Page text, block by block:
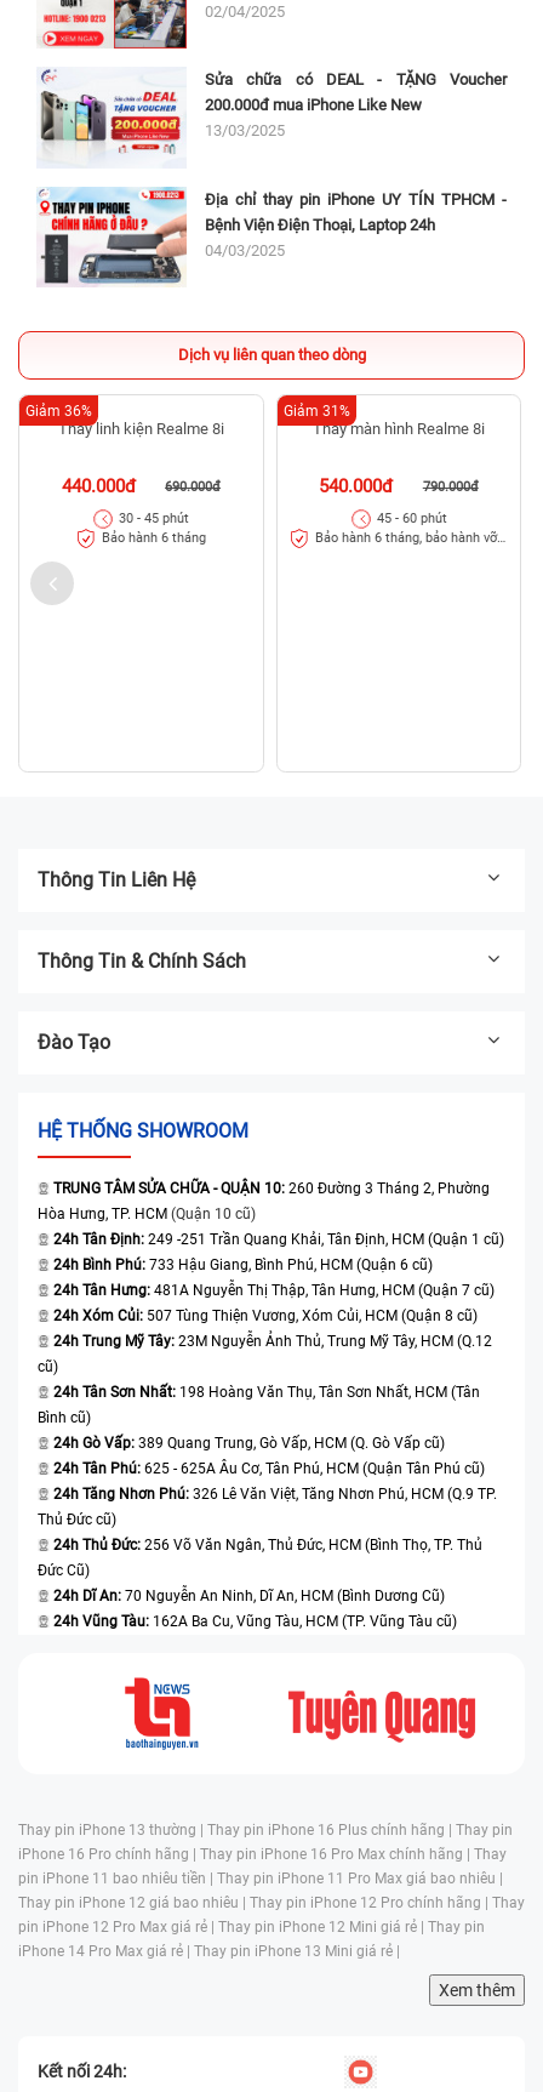
02/04/2025
Sửa chữa có DEAL - TẶNG Voucher
200.000đ mua iPhone Like New
13/03/2025
Địa chỉ thay pin iPhone UY TÍN TPHCM -
Bệnh Viện Điện Thoại, Laptop 24h
04/03/2025
Dịch vụ liên quan theo dòng
Thay linh kiện Realme 8i
440.000đ 690.000đ
Giảm 36%
30 - 45 phút
Bảo hành 6 tháng
Thay màn hình Realme 8i
540.000đ 790.000đ
Giảm 31%
45 - 60 phút
Bảo hành 6 tháng, bảo hành vỡ
Thông Tin Liên Hệ
Thông Tin & Chính Sách
Đào Tạo
HỆ THỐNG SHOWROOM
TRUNG TÂM SỬA CHỮA - QUẬN 10: 260 Đường 3 Tháng 2, Phường
Hòa Hưng, TP. HCM (Quận 10 cũ)
24h Tân Định: 249 -251 Trần Quang Khải, Tân Định, HCM (Quận 1 cũ)
24h Bình Phú: 733 Hậu Giang, Bình Phú, HCM (Quận 6 cũ)
24h Tân Hưng: 481A Nguyễn Thị Thập, Tân Hưng, HCM (Quận 7 cũ)
24h Xóm Củi: 507 Tùng Thiện Vương, Xóm Củi, HCM (Quận 8 cũ)
24h Trung Mỹ Tây: 23M Nguyễn Ảnh Thủ, Trung Mỹ Tây, HCM (Q.12
cũ)
24h Tân Sơn Nhất: 198 Hoàng Văn Thụ, Tân Sơn Nhất, HCM (Tân
Bình cũ)
24h Gò Vấp: 389 Quang Trung, Gò Vấp, HCM (Q. Gò Vấp cũ)
24h Tân Phú: 625 - 625A Âu Cơ, Tân Phú, HCM (Quận Tân Phú cũ)
24h Tăng Nhơn Phú: 326 Lê Văn Việt, Tăng Nhơn Phú, HCM (Q.9 TP.
Thủ Đức cũ)
24h Thủ Đức: 256 Võ Văn Ngân, Thủ Đức, HCM (Bình Thọ, TP. Thủ
Đức Cũ)
24h Dĩ An: 70 Nguyễn An Ninh, Dĩ An, HCM (Bình Dương Cũ)
24h Vũng Tàu: 162A Ba Cu, Vũng Tàu, HCM (TP. Vũng Tàu cũ)
Thay pin iPhone 13 thường | Thay pin iPhone 16 Plus chính hãng | Thay pin
iPhone 16 Pro chính hãng | Thay pin iPhone 16 Pro Max chính hãng | Thay
pin iPhone 11 bao nhiêu tiền | Thay pin iPhone 11 Pro Max giá bao nhiêu |
Thay pin iPhone 12 giá bao nhiêu | Thay pin iPhone 12 Pro chính hãng | Thay
pin iPhone 12 Pro Max giá rẻ | Thay pin iPhone 12 Mini giá rẻ | Thay pin
iPhone 14 Pro Max giá rẻ | Thay pin iPhone 13 Mini giá rẻ |
Xem thêm
Kết nối 24h: